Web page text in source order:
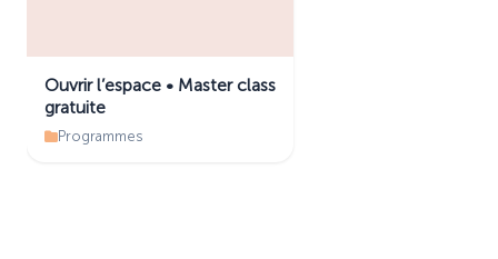
Ouvrir l’espace • Master class
gratuite
Programmes